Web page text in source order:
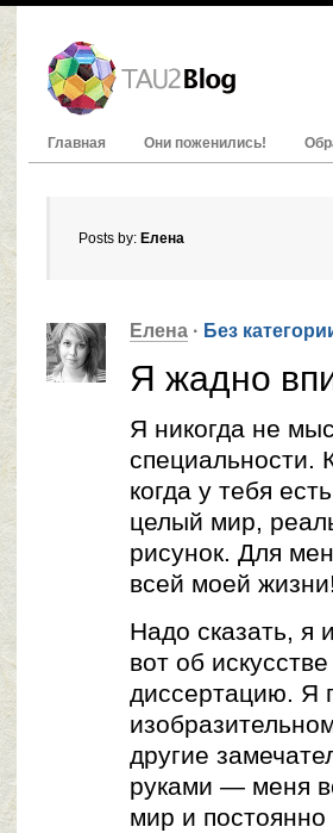
Главная Они поженились!
Posts by: Елена
Елена · Без
Я жадно
Я никогда не
специальности.
когда у тебя
целый мир,
рисунок. Для
всей моей жизни!
Надо сказать, я
вот об
диссертацию. Я
другие
руками — меня
мир и